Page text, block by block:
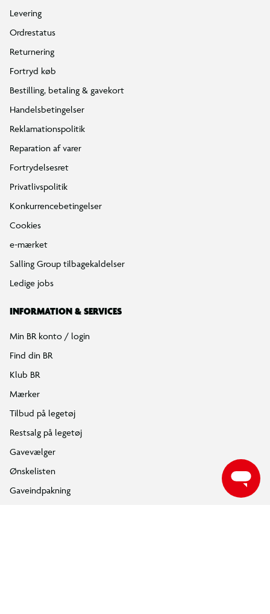
Levering
Ordrestatus
Returnering
Fortryd køb
Bestilling, betaling & gavekort
Handelsbetingelser
Reklamationspolitik
Reparation af varer
Fortrydelsesret
Privatlivspolitik
Konkurrencebetingelser
Cookies
e-mærket
Salling Group tilbagekaldelser
Ledige jobs
INFORMATION & SERVICES
Min BR konto / login
Find din BR
Klub BR
Mærker
Tilbud på legetøj
Restsalg på legetøj
Gavevælger
Ønskelisten
Gaveindpakning